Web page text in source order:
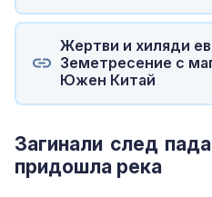
Жертви и хиляди
Земетресение с
Южен Китай
Загинали след
придошла река